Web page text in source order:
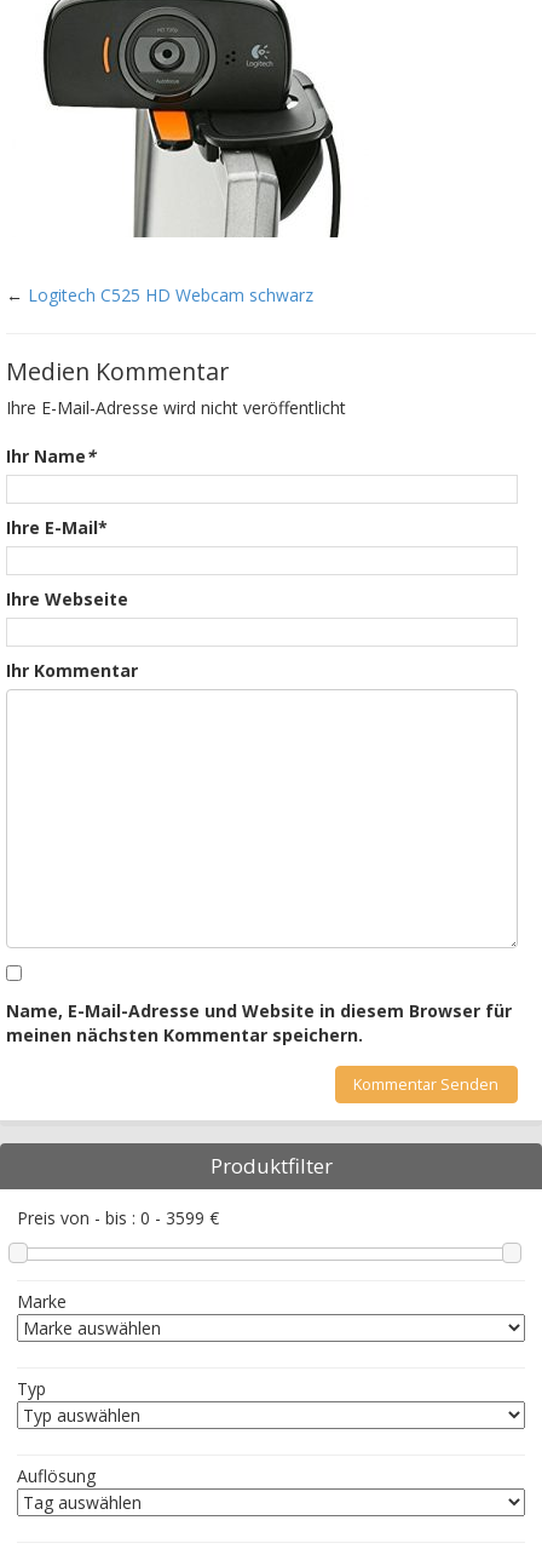
← Logitech C525 HD Webcam schwarz
Medien Kommentar
Ihre E-Mail-Adresse wird nicht veröffentlicht
Ihr Name*
Ihre E-Mail*
Ihre Webseite
Ihr Kommentar
Name, E-Mail-Adresse und Website in diesem Browser für
meinen nächsten Kommentar speichern.
Produktfilter
Preis von - bis : 0 - 3599 €
Marke
Typ
Auflösung